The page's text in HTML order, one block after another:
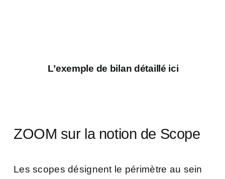
L’exemple de bilan détaillé ici
ZOOM sur la notion de Scope
Les scopes désignent le périmètre au sein